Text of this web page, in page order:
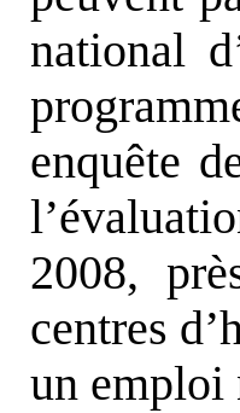
national
enquête
2008,
centres
un emploi